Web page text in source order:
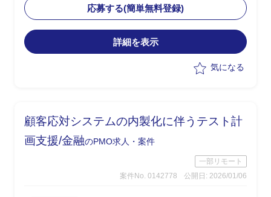
・ベンダー側PMOとして以下業務を実施
-各チームからの進捗報告を基に取りま
とめを行い、エンドへ進捗報告を実施
-開発についてのクライテリア報告
-Excelでの課題/進捗/品質管理資料の作
応募する(簡単無料登録)
詳細を表示
気になる
顧客応対システムの内製化に伴うテスト計
画支援/金融のPMO求人・案件
一部リモート
案件No. 0142778
公開日: 2026/01/06